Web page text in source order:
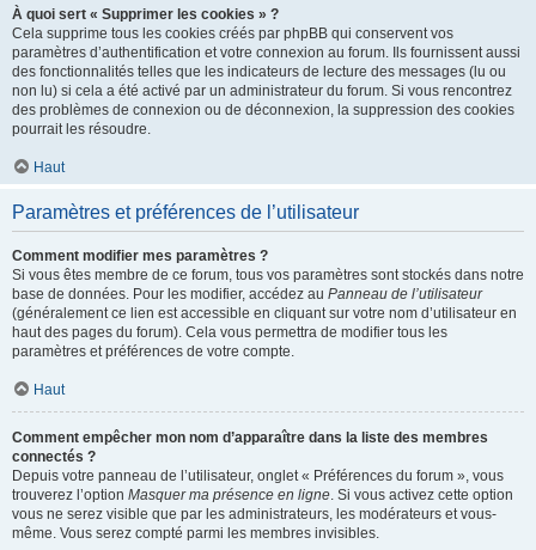
À quoi sert « Supprimer les cookies » ?
Cela supprime tous les cookies créés par phpBB qui conservent vos
paramètres d’authentification et votre connexion au forum. Ils fournissent aussi
des fonctionnalités telles que les indicateurs de lecture des messages (lu ou
non lu) si cela a été activé par un administrateur du forum. Si vous rencontrez
des problèmes de connexion ou de déconnexion, la suppression des cookies
pourrait les résoudre.
Haut
Paramètres et préférences de l’utilisateur
Comment modifier mes paramètres ?
Si vous êtes membre de ce forum, tous vos paramètres sont stockés dans notre
base de données. Pour les modifier, accédez au Panneau de l’utilisateur
(généralement ce lien est accessible en cliquant sur votre nom d’utilisateur en
haut des pages du forum). Cela vous permettra de modifier tous les
paramètres et préférences de votre compte.
Haut
Comment empêcher mon nom d’apparaître dans la liste des membres
connectés ?
Depuis votre panneau de l’utilisateur, onglet « Préférences du forum », vous
trouverez l’option Masquer ma présence en ligne. Si vous activez cette option
vous ne serez visible que par les administrateurs, les modérateurs et vous-
même. Vous serez compté parmi les membres invisibles.